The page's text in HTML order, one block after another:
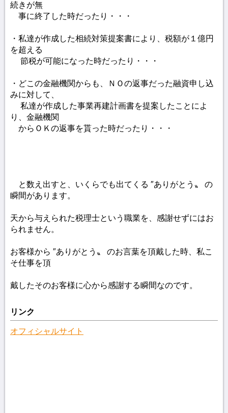
続きが無
事に終了した時だったり・・・
・私達が作成した相続対策提案書により、税額が１億円
を超える
節税が可能になった時だったり・・・
・どこの金融機関からも、ＮＯの返事だった融資申し込
みに対して、
私達が作成した事業再建計画書を提案したことによ
り、金融機関
からＯＫの返事を貰った時だったり・・・
と数え出すと、いくらでも出てくる ″ありがとう〟 の
瞬間があります。
天から与えられた税理士という職業を、感謝せずにはお
られません。
お客様から ″ありがとう〟 のお言葉を頂戴した時、私こ
そ仕事を頂
戴したそのお客様に心から感謝する瞬間なのです。
リンク
オフィシャルサイト